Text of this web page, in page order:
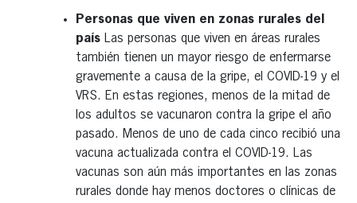
Personas que viven en zonas rurales del
país Las personas que viven en áreas rurales
también tienen un mayor riesgo de enfermarse
gravemente a causa de la gripe, el COVID-19 y el
VRS. En estas regiones, menos de la mitad de
los adultos se vacunaron contra la gripe el año
pasado. Menos de uno de cada cinco recibió una
vacuna actualizada contra el COVID-19. Las
vacunas son aún más importantes en las zonas
rurales donde hay menos doctores o clínicas de